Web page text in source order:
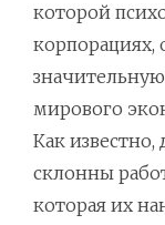
которой
корпорациях,
мирового
Как
склонны
которая их